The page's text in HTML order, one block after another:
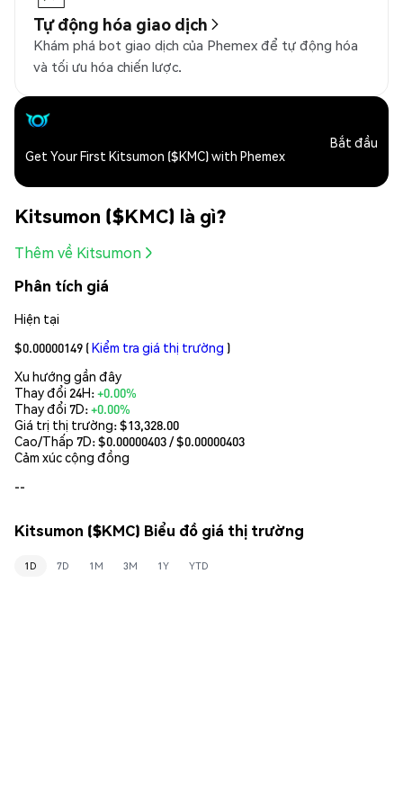
Tự động hóa giao dịch
Khám phá bot giao dịch của Phemex để tự động hóa
và tối ưu hóa chiến lược.
Get Your First Kitsumon ($KMC) with Phemex
Bắt đầu
Kitsumon ($KMC) là gì?
Thêm về Kitsumon
Phân tích giá
Hiện tại
$0.00000149 (Kiểm tra giá thị trường )
Xu hướng gần đây
Thay đổi 24H:+0.00%
Thay đổi 7D:+0.00%
Giá trị thị trường:$13,328.00
Cao/Thấp 7D: $0.00000403/ $0.00000403
Cảm xúc cộng đồng
--
Kitsumon ($KMC) Biểu đồ giá thị trường
1D 7D 1M 3M 1Y YTD